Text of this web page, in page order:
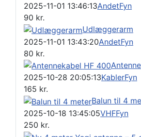
2025-11-01 13:46:13AndetFyn
90 kr.
Udlæggerarm
2025-11-01 13:43:20AndetFyn
80 kr.
2025-10-28 20:05:13KablerFyn
165 kr.
Balun til 4
2025-10-18 13:45:05VHFFyn
250 kr.